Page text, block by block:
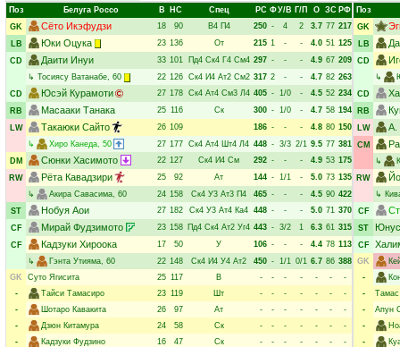
Поз Белуга Россо В НC Спец РC ФУ/В Г/П О ЗС РФ
GK
Сёто Икэфудзи 18 90 В4 П4 250 - 4 2 3.7 77 217
LB
Юки Оцука 23 136 От 215 1 - - 4.0 51 125
CD
Даити Инуи 33 101 Пд4 Ск4 Г4 См4 297 - - - 4.9 67 209
↳ Тосиясу Ватанабе, 60 22 126 Ск4 И4 Ат2 См2 317 2 - - 4.7 82 263
CD
Юсэй Курамоти 27 178 Ск4 Ат4 См3 Л4 405 - 1/0 - 4.5 52 234
RB
Масааки Танака 25 116 Ск 300 - 1/0 - 4.7 58 194
LW
Такаюки Сайто 26 109 186 - - - 4.8 80 150
↳
Хиро Канеда, 50 27 177 Ск4 Ат4 Шт4 Л4 448 - 3/3 2/1 9.5 77 381
DM
Сюнки Хасимото 22 127 Ск4 И4 См 292 - - - 4.9 53 175
RW
Рёта Кавадзири 25 92 Ат 144 - 1/1 - 5.0 73 135
↳
Акира Савасима, 60 24 158 Ск4 У3 Ат3 П4 465 - - - 4.5 90 422
ST
Нобуя Аои 27 182 Ск4 У3 Ат4 Ка4 448 - - - 5.0 71 370
CF
Мирай Фудзимото 23 158 Пд4 Ск4 Ат2 Уг4 443 - 3/2 1 6.3 61 315
CF
Кадзуки Хироока 17 50 У 106 - - - 4.4 78 113
↳
Гэнта Утияма, 60 22 148 Ск4 И4 У4 Ат2 450 - 1/1 0/1 6.7 86 388
GK
Суто Ягисита 25 117 В - - - - - -
-
-
Тайси Тамасиро 23 119 Шт - - - - - -
-
-
Шотаро Кавакита 26 97 Ат - - - - - -
-
-
Дзюн Китамура 24 58 Ск - - - - - -
-
-
Кадзуки Фудзино 16 47 Ск - - - - - - -
Поз
GK
LB
CD
↳
CD
RB
LW А.
CM
↳
RW
↳
CF
ST
CF
GK
-
-
-
Апун
-
-